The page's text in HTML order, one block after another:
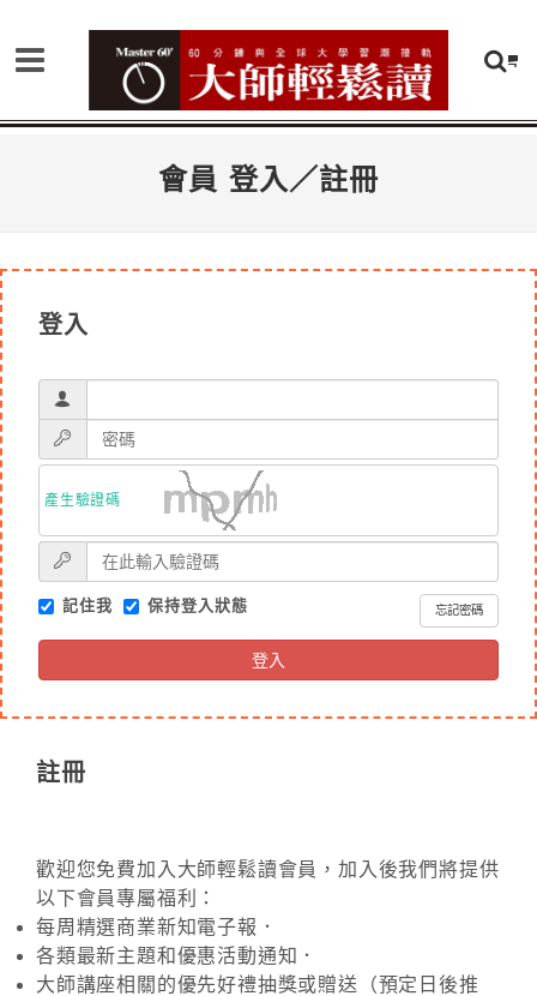
會員 登入／註冊
登入
產生驗證碼
記住我 保持登入狀態 忘記密碼
登入
註冊
歡迎您免費加入大師輕鬆讀會員，加入後我們將提供
以下會員專屬福利：
每周精選商業新知電子報．
各類最新主題和優惠活動通知．
大師講座相關的優先好禮抽獎或贈送（預定日後推